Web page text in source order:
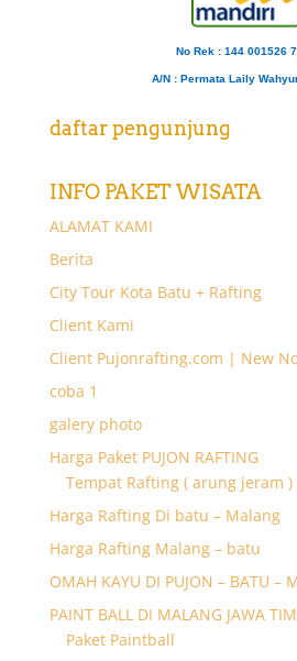
No Rek : 144 001526
A/N : Permata Laily
daftar pengunjung
INFO PAKET WISATA
ALAMAT KAMI
Berita
City Tour Kota Batu + Rafting
Client Kami
Client Pujonrafting.com | New
coba 1
galery photo
Harga Paket PUJON RAFTING
Tempat Rafting ( arung jeram
Harga Rafting Di batu – Malang
Harga Rafting Malang – batu
OMAH KAYU DI PUJON – BATU –
PAINT BALL DI MALANG JAWA
Paket Paintball